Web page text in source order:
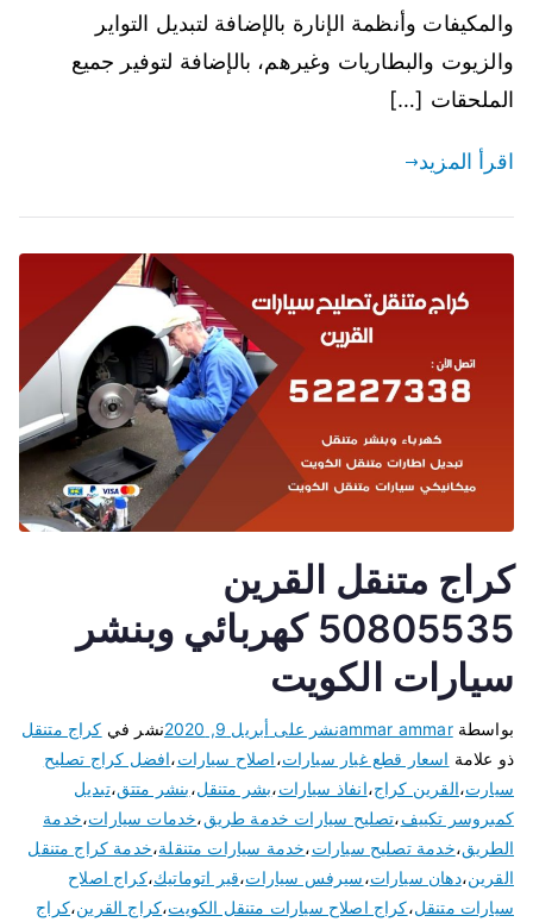
والمكيفات وأنظمة الإنارة بالإضافة لتبديل التواير
والزيوت والبطاريات وغيرهم، بالإضافة لتوفير جميع
الملحقات […]
اقرأ المزيد
كراج متنقل القرين
50805535 كهربائي وبنشر
سيارات الكويت
بواسطةammar ammarنشر على أبريل 9, 2020 نشر في كراج متنقل
ذو علامة اسعار قطع غيار سيارات،اصلاح سيارات،افضل كراج تصليح
سيارت،القرين كراج،انفاذ سيارات،بشر متنقل،بنشر متتق،تبديل
كمبروسر تكييف،تصليح سيارات خدمة طريق،خدمات سيارات،خدمة
الطريق،خدمة تصليح سيارات،خدمة سيارات متنقلة،خدمة كراج متنقل
القرين،دهان سيارات،سيرفس سيارات،قير اتوماتيك،كراج اصلاح
سيارات متنقل،كراج اصلاح سيارات متنقل الكويت،كراج القرين،كراج